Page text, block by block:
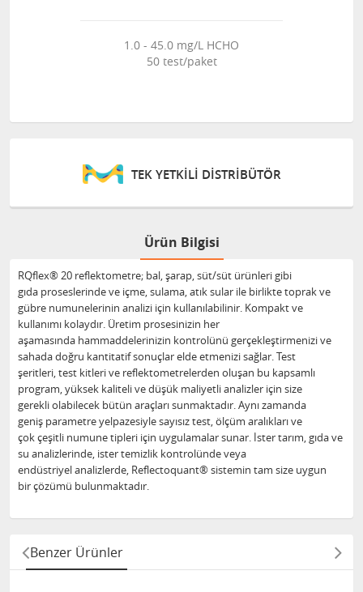
1.0 - 45.0 mg/L HCHO
50 test/paket
TEK YETKİLİ DİSTRİBÜTÖR
Ürün Bilgisi
RQflex® 20 reflektometre; bal, şarap, süt/süt ürünleri gibi
gıda proseslerinde ve içme, sulama, atık sular ile birlikte toprak ve
gübre numunelerinin analizi için kullanılabilinir. Kompakt ve
kullanımı kolaydır. Üretim prosesinizin her
aşamasında hammaddelerinizin kontrolünü gerçekleştirmenizi ve
sahada doğru kantitatif sonuçlar elde etmenizi sağlar. Test
şeritleri, test kitleri ve reflektometrelerden oluşan bu kapsamlı
program, yüksek kaliteli ve düşük maliyetli analizler için size
gerekli olabilecek bütün araçları sunmaktadır. Aynı zamanda
geniş parametre yelpazesiyle sayısız test, ölçüm aralıkları ve
çok çeşitli numune tipleri için uygulamalar sunar. İster tarım, gıda ve
su analizlerinde, ister temizlik kontrolünde veya
endüstriyel analizlerde, Reflectoquant® sistemin tam size uygun
bir çözümü bulunmaktadır.
Benzer Ürünler